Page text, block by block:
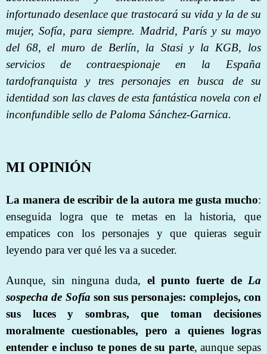
infortunado desenlace que trastocará su vida y la de su
mujer, Sofía, para siempre. Madrid, París y su mayo
del 68, el muro de Berlín, la Stasi y la KGB, los
servicios de contraespionaje en la España
tardofranquista y tres personajes en busca de su
identidad son las claves de esta fantástica novela con el
inconfundible sello de Paloma Sánchez-Garnica.
MI OPINIÓN
La manera de escribir de la autora me gusta mucho:
enseguida logra que te metas en la historia, que
empatices con los personajes y que quieras seguir
leyendo para ver qué les va a suceder.
Aunque, sin ninguna duda, el punto fuerte de La
sospecha de Sofía son sus personajes: complejos, con
sus luces y sombras, que toman decisiones
moralmente cuestionables, pero a quienes logras
entender e incluso te pones de su parte, aunque sepas